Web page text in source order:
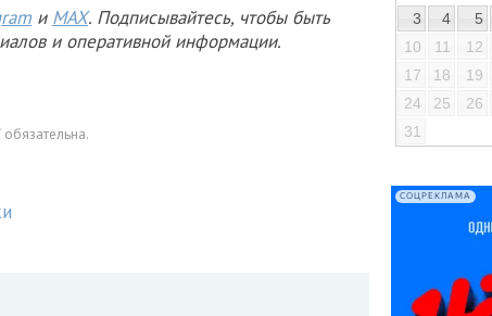
и MAX. Подписывайтесь, чтобы быть
и оперативной информации.
3
4 5
10
11 12
17
18 19
24
25 26
31
СОЦРЕКЛАМА